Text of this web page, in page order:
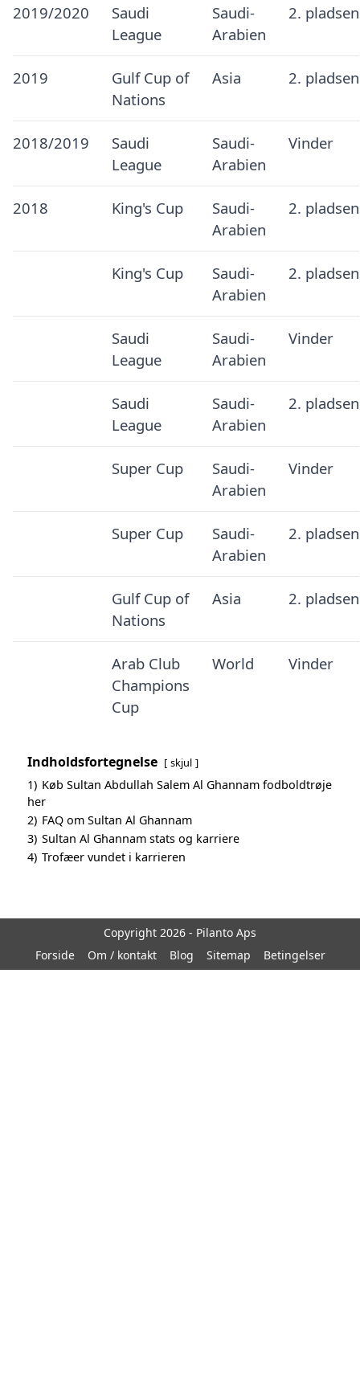
2019/2020
Saudi
League
Saudi-
Arabien
2. pladsen
2019
Gulf Cup of
Nations
Asia 2. pladsen
2018/2019
Saudi
League
Saudi-
Arabien
Vinder
2018 King's Cup
Saudi-
Arabien
2. pladsen
King's Cup
Saudi-
Arabien
2. pladsen
Saudi
League
Saudi-
Arabien
Vinder
Saudi
League
Saudi-
Arabien
2. pladsen
Super Cup
Saudi-
Arabien
Vinder
Super Cup
Saudi-
Arabien
2. pladsen
Gulf Cup of
Nations
Asia 2. pladsen
Arab Club
Champions
Cup
World Vinder
Indholdsfortegnelse skjul
1) Køb Sultan Abdullah Salem Al Ghannam fodboldtrøje
her
2) FAQ om Sultan Al Ghannam
3) Sultan Al Ghannam stats og karriere
4) Trofæer vundet i karrieren
Copyright 2026 - Pilanto Aps
Forside
Om / kontakt Blog Sitemap Betingelser